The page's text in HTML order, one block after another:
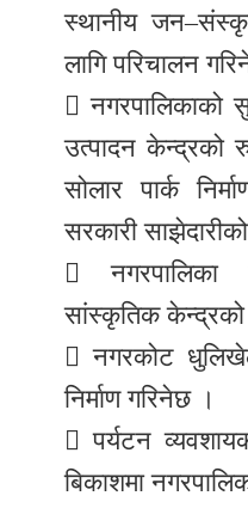
स्थानीय
लागि परिचालन
 नगरपालिकाको
उत्पादन केन्द्रको
सोलार पार्क
सरकारी
 नगरपालिका
सांस्कृतिक केन्द्रको
 नगरकोट
निर्माण गरिनेछ ।
 पर्यटन
बिकाशमा